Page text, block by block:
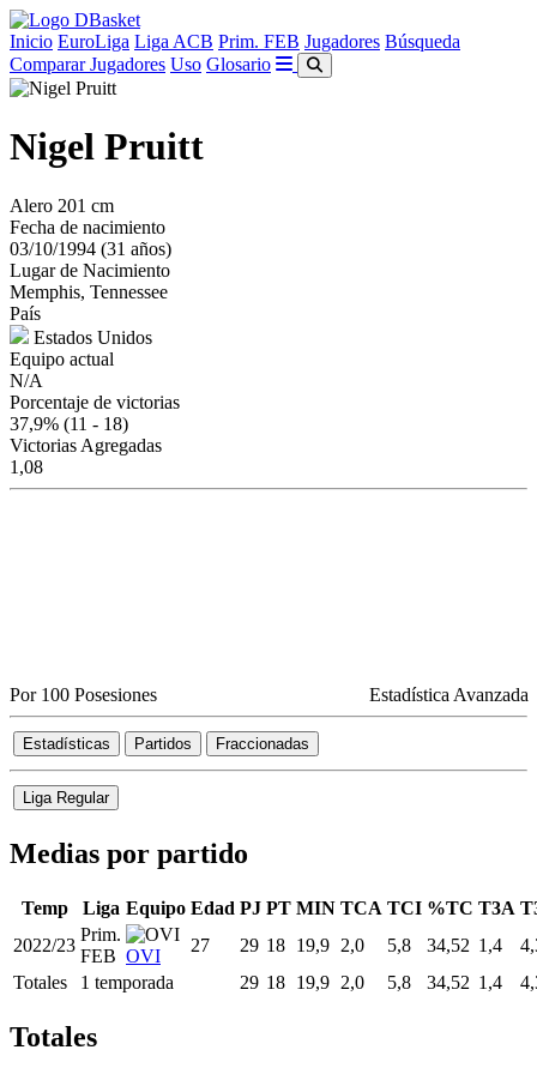
Inicio EuroLiga Liga ACB Prim. FEB Jugadores Búsqueda
Comparar Jugadores Uso Glosario
Nigel Pruitt
Alero 201 cm
Fecha de nacimiento
03/10/1994 (31 años)
Lugar de Nacimiento
Memphis, Tennessee
País
Estados Unidos
Equipo actual
N/A
Porcentaje de victorias
37,9% (11 - 18)
Victorias Agregadas
1,08
Por 100 Posesiones Estadística Avanzada
Estadísticas Partidos Fraccionadas
Liga Regular
Medias por partido
Temp Liga Equipo Edad PJ PT MIN TCA TCI %TC T3A
2022/23
Prim.
FEB OVI
27 29 18 19,9 2,0 5,8 34,52 1,4
Totales
1 temporada 29 18 19,9 2,0 5,8 34,52 1,4
Totales